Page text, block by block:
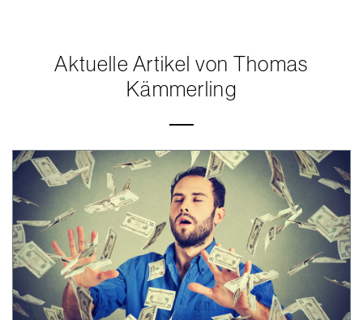
Aktuelle Artikel von Thomas
Kämmerling